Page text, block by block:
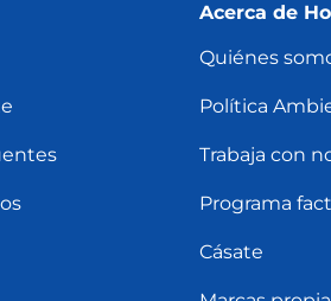
Acerca de
Quiénes
Política
Trabaja con
Programa
Cásate